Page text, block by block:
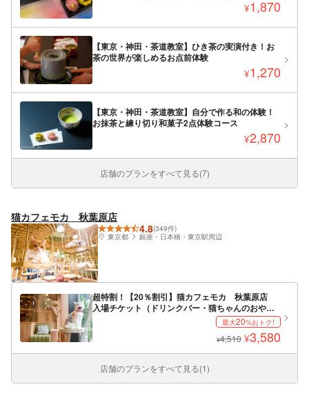
¥1,870
【東京・神田・茶道教室】ひき茶の実演付き！お
茶の世界が楽しめるお点前体験
¥1,270
【東京・神田・茶道教室】自分で作る和の体験！
お抹茶と練り切り和菓子2点体験コース
¥2,870
店舗のプランをすべて見る(7)
猫カフェモカ 秋葉原店
4.8(349件)
東京都
銀座・日本橋・東京駅周辺
超特割！【20％割引】猫カフェモカ 秋葉原店
入場チケット（ドリンクバー・猫ちゃんのおや
最大20%おトク!
¥4,510 ¥3,580
店舗のプランをすべて見る(1)